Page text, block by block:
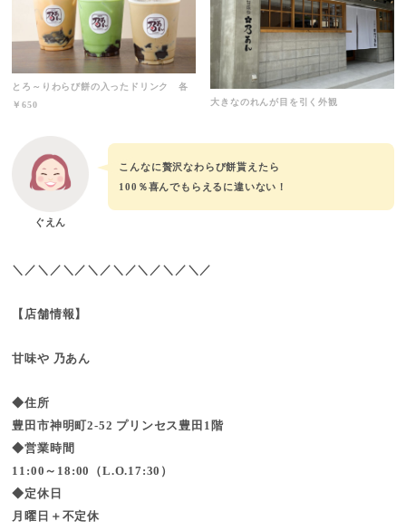
とろ～りわらび餅の入ったドリンク 各
￥650
大きなのれんが目を引く外観
ぐえん
こんなに贅沢なわらび餅貰えたら
100％喜んでもらえるに違いない！
＼／＼／＼／＼／＼／＼／＼／＼／
【店舗情報】
甘味や 乃あん
◆住所
豊田市神明町2-52 プリンセス豊田1階
◆営業時間
11:00～18:00（L.O.17:30）
◆定休日
月曜日＋不定休